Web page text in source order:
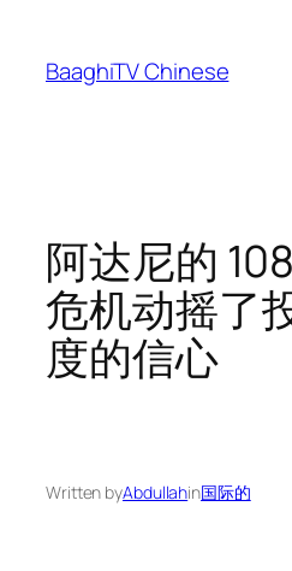
content
BaaghiTV Chinese
阿达尼的
危机动摇了
度的信心
Written byAbdullahin国际的